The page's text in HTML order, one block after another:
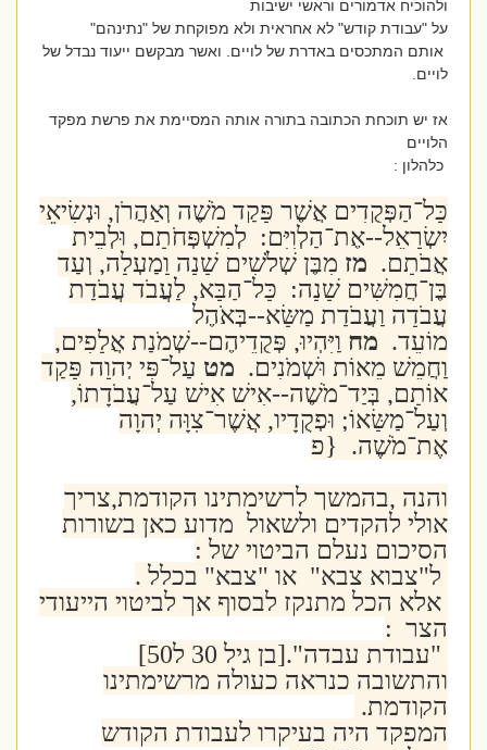
ולהוכיח אדמורים וראשי ישיבות
על "עבודת קודש" לא אחראית ולא מפוקחת של "נתינהם"
אותם המתכסים באדרת של לויים. ואשר מבקשם ייעוד נבדל של
לויים.
אז יש תוכחת הכתובה בתורה אותה המסיימת את פרשת מפקד
הלויים
כלהלון :
כָּל־הַפְּקֻדִים אֲשֶׁר פָּקַד מֹשֶׁה וְאַהֲרֹן, וּנְשִׂיאֵי
יִשְׂרָאֵל--אֶת־הַלְוִיִּם: לְמִשְׁפְּחֹתָם, וּלְבֵית
אֲבֹתָם.מזמִבֶּן שְׁלֹשִׁים שָׁנָה וָמַעְלָה, וְעַד
בֶּן־חֲמִשִּׁים שָׁנָה: כָּל־הַבָּא, לַעֲבֹד עֲבֹדַת
עֲבֹדָה וַעֲבֹדַת מַשָּׂא--בְּאֹהֶל
מוֹעֵד.מחוַיִּהְיוּ, פְּקֻדֵיהֶם--שְׁמֹנַת אֲלָפִים,
וַחֲמֵשׁ מֵאוֹת וּשְׁמֹנִים.מטעַל־פִּי יְהוָה פָּקַד
אוֹתָם, בְּיַד־מֹשֶׁה--אִישׁ אִישׁ עַל־עֲבֹדָתוֹ,
וְעַל־מַשָּׂאוֹ; וּפְקֻדָיו, אֲשֶׁר־צִוָּה יְהוָה
אֶת־מֹשֶׁה. {פ
והנה ,בהמשך לרשימתינו הקודמת,צריך
אולי להקדים ולשאול מדוע כאן בשורות
הסיכום נעלם הביטוי של :
ל"צבוא צבא" או "צבא" בכלל .
אלא הכל מתנקז לבסוף אך לביטוי הייעודי
הצר :
"עבודת עבדה".[בן גיל 30 ל50]
והתשובה כנראה כעולה מרשימתינו
הקודמת.
המפקד היה בעיקרו לעבודת הקודש